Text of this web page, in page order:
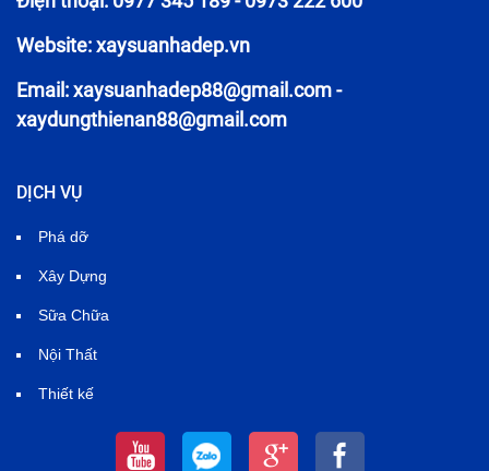
Website: xaysuanhadep.vn
Email:xaysuanhadep88@gmail.com-
xaydungthienan88@gmail.com
DỊCH VỤ
Phá dỡ
Xây Dựng
Sữa Chữa
Nội Thất
Thiết kế